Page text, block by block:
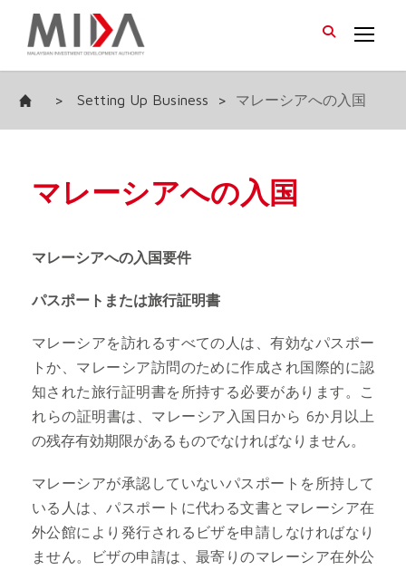
> Setting Up Business > マレーシアへの入国
マレーシアへの入国
マレーシアへの入国要件
パスポートまたは旅行証明書
マレーシアを訪れるすべての人は、有効なパスポー
トか、マレーシア訪問のために作成され国際的に認
知された旅行証明書を所持する必要があります。こ
れらの証明書は、マレーシア入国日から 6か月以上
の残存有効期限があるものでなければなりません。
マレーシアが承認していないパスポートを所持して
いる人は、パスポートに代わる文書とマレーシア在
外公館により発行されるビザを申請しなければなり
ません。ビザの申請は、最寄りのマレーシア在外公